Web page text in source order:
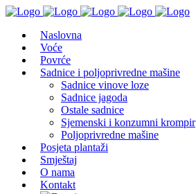
Naslovna
Voće
Povrće
Sadnice i poljoprivredne mašine
Sadnice vinove loze
Sadnice jagoda
Ostale sadnice
Sjemenski i konzumni krompir
Poljoprivredne mašine
Posjeta plantaži
Smještaj
O nama
Kontakt